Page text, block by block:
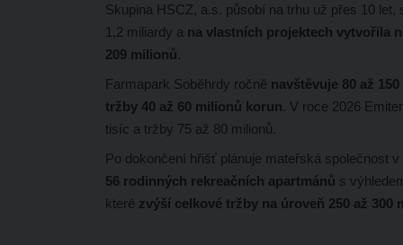
Skupina HSCZ, a.s. působí na trhu už přes 10 let,
1,2 miliardy a na vlastních projektech vytvořila
209 milionů.
Farmapark Soběhrdy ročně navštěvuje 80 až
tržby 40 až 60 milionů korun. V roce 2026
tisíc a tržby 75 až 80 milionů.
Po dokončení hřišť plánuje mateřská společnost v
56 rodinných rekreačních apartmánů s
které zvýší celkové tržby na úroveň 250 až 300